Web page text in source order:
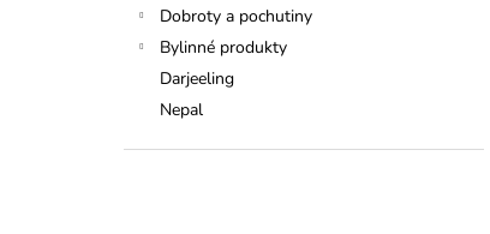
Dobroty a pochutiny
Bylinné produkty
Darjeeling
Nepal